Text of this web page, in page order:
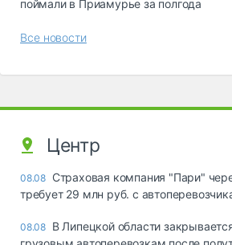
поймали в Приамурье за полгода
Все новости
Центр
08.08 Страховая компания "Пари"
требует 29 млн руб. с
08.08 В Липецкой области